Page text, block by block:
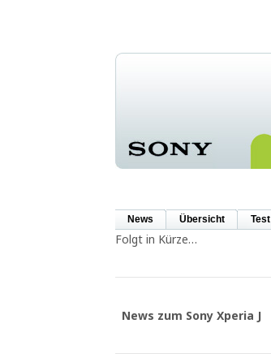
News Übersicht Test
Folgt in Kürze…
News zum Sony Xperia J